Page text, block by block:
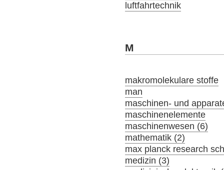
luftfahrtechnik
M
makromolekulare stoffe
man
maschinen- und
maschinenelemente
maschinenwesen (6)
mathematik (2)
max planck research
medizin (3)